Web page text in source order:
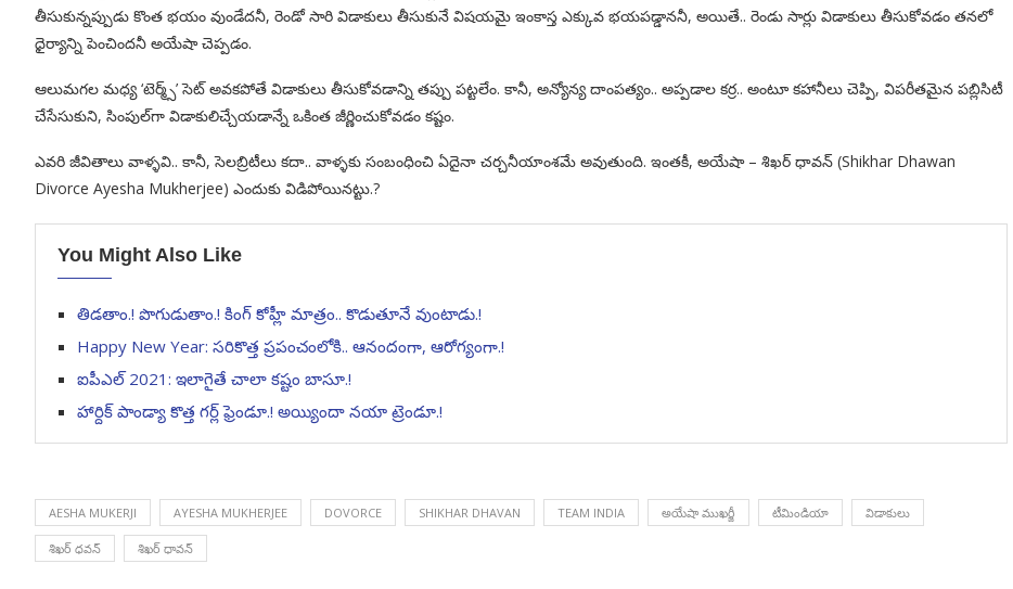
తీసుకున్నప్పుడు కొంత భయం వుండేదనీ, రెండో సారి విడాకులు తీసుకునే విషయమై ఇంకాస్త ఎక్కువ భయపడ్డాననీ, అయితే.. రెండు సార్లు విడాకులు తీసుకోవడం తనలో
ధైర్యాన్ని పెంచిందనీ అయేషా చెప్పడం.
ఆలుమగల మధ్య ‘టెర్మ్స్’ సెట్ అవకపోతే విడాకులు తీసుకోవడాన్ని తప్పు పట్టలేం. కానీ, అన్యోన్య దాంపత్యం.. అప్పడాల కర్ర.. అంటూ కహానీలు చెప్పి, విపరీతమైన పబ్లిసిటీ
చేసేసుకుని, సింపుల్‌గా విడాకులిచ్చేయడాన్నే ఒకింత జీర్ణించుకోవడం కష్టం.
ఎవరి జీవితాలు వాళ్ళవి.. కానీ, సెలబ్రిటీలు కదా.. వాళ్ళకు సంబంధించి ఏదైనా చర్చనీయాంశమే అవుతుంది. ఇంతకీ, అయేషా – శిఖర్ ధావన్ (Shikhar Dhawan
Divorce Ayesha Mukherjee) ఎందుకు విడిపోయినట్టు.?
You Might Also Like
తిడతాం.! పొగుడుతాం.! కింగ్ కోహ్లీ మాత్రం.. కొడుతూనే వుంటాడు.!
Happy New Year: సరికొత్త ప్రపంచంలోకి.. ఆనందంగా, ఆరోగ్యంగా.!
ఐపీఎల్ 2021: ఇలాగైతే చాలా కష్టం బాసూ.!
హార్దిక్ పాండ్యా కొత్త గర్ల్ ఫ్రెండూ.! అయ్యిందా నయా ట్రెండూ.!
AESHA MUKERJI AYESHA MUKHERJEE DOVORCE SHIKHAR DHAVAN TEAM INDIA అయేషా ముఖర్జీ టీమిండియా విడాకులు
శిఖర్ ధవన్ శిఖర్ ధావన్